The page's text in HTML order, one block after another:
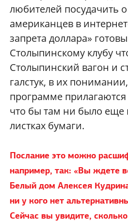
любителей посудачить
американцев в
запрета доллара»
Столыпинскому клубу
Столыпинский вагон и
галстук, в их
программе
что бы там ни было еще
листках бумаги.
Послание это можно
например, так: «Вы ждете
Белый дом Алексея
ни у кого нет
Сейчас вы увидите,